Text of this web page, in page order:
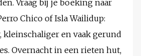
Vraag bij je boeking naar
Chico of Isla Wailidup:
kleinschaliger en vaak gerund
Overnacht in een rieten hut,